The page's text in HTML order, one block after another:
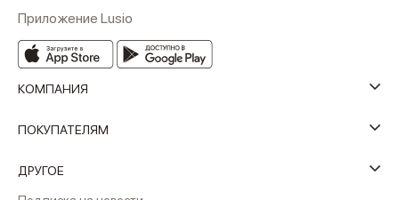
Приложение Lusio
КОМПАНИЯ
ПОКУПАТЕЛЯМ
ДРУГОЕ